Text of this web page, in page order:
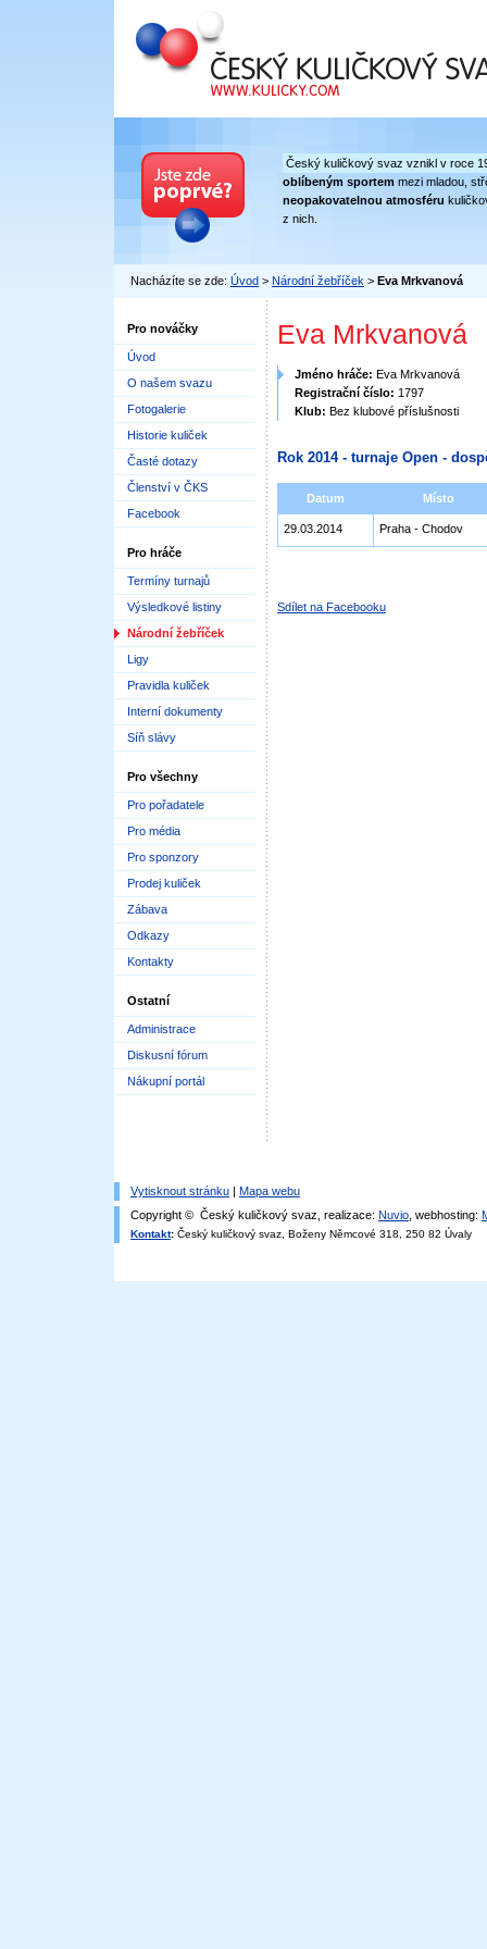
Český kuličkový svaz
Český kuličkový svaz vznikl v roce
oblíbeným sportem mezi mladou,
neopakovatelnou atmosféru
z nich.
Nacházíte se zde: Úvod > Národní žebříček > Eva Mrkvanová
Pro nováčky
Úvod
O našem svazu
Fotogalerie
Historie kuliček
Časté dotazy
Členství v ČKS
Facebook
Pro hráče
Termíny turnajů
Výsledkové listiny
Národní žebříček
Ligy
Pravidla kuliček
Interní dokumenty
Síň slávy
Pro všechny
Pro pořadatele
Pro média
Pro sponzory
Prodej kuliček
Zábava
Odkazy
Kontakty
Ostatní
Administrace
Diskusní fórum
Nákupní portál
Eva Mrkvanová
Jméno hráče: Eva Mrkvanová
Registrační číslo: 1797
Klub: Bez klubové příslušnosti
Rok 2014 - turnaje Open -
Datum Místo
29.03.2014 Praha - Chodov
Sdílet na Facebooku
Vytisknout stránku | Mapa webu
Copyright © Český kuličkový svaz, realizace: Nuvio , webhosting:
Kontakt: Český kuličkový svaz, Boženy Němcové 318, 250 82 Úvaly